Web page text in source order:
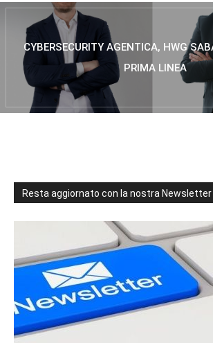
CYBERSECURITY AGENTICA, HWG
PRIMA LINEA
Resta aggiornato con la nostra Newsletter